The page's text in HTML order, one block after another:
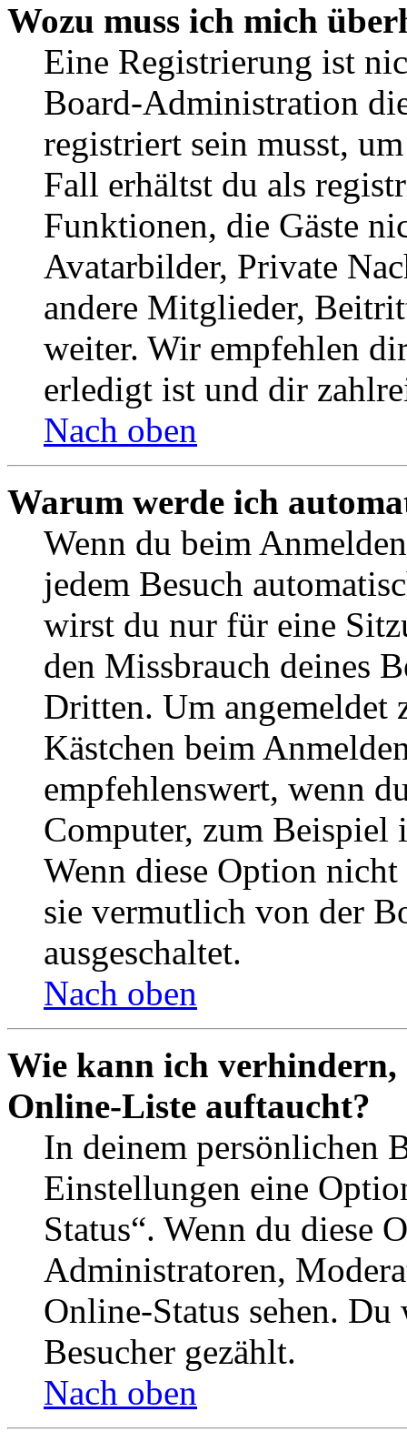
Wozu muss ich mich
Eine Registrierung ist
Board-Administration
registriert sein musst,
Fall erhältst du als
Funktionen, die Gäste
Avatarbilder, Private
andere Mitglieder,
weiter. Wir empfehlen
erledigt ist und dir
Nach oben
Warum werde ich
Wenn du beim
jedem Besuch
wirst du nur für eine
den Missbrauch deines
Dritten. Um angemeldet
Kästchen beim
empfehlenswert, wenn
Computer, zum Beispiel
Wenn diese Option
sie vermutlich von der
ausgeschaltet.
Nach oben
Wie kann ich verhindern,
Online-Liste auftaucht?
In deinem persönlichen
Einstellungen eine
Status“. Wenn du diese
Administratoren,
Online-Status sehen.
Besucher gezählt.
Nach oben